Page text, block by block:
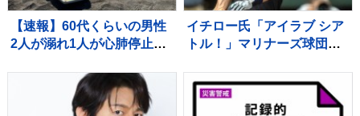
【速報】60代くらいの男性
2人が溺れ1人が心肺停止
イチロー氏「アイラブ シア
トル！」マリナーズ球団OB
本拠地は大熱狂